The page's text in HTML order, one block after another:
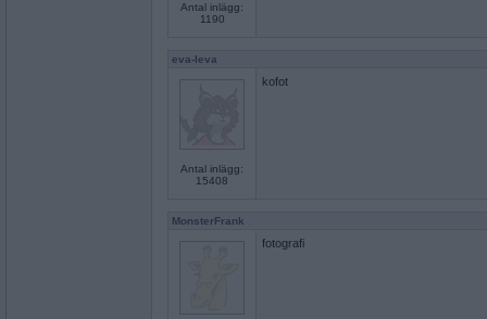
Antal inlägg:
1190
eva-leva
Antal inlägg:
15408
kofot
MonsterFrank
fotografi